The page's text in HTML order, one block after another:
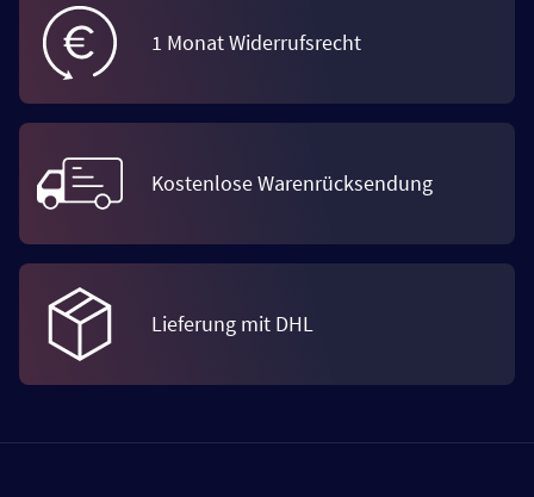
1 Monat Widerrufsrecht
Kostenlose Warenrücksendung
Lieferung mit DHL